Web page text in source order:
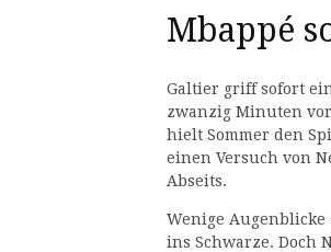
Mbappé
Galtier griff sofort
zwanzig Minuten
hielt Sommer den
einen Versuch von
Abseits.
Wenige
ins Schwarze. Doch